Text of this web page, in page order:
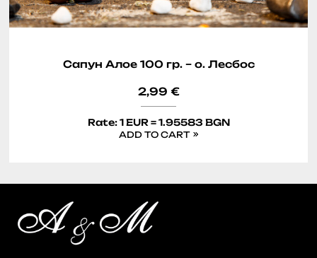
Сапун Алое 100 гр. – о. Лесбос
2,99 €
Rate: 1 EUR = 1.95583 BGN
ADD TO CART